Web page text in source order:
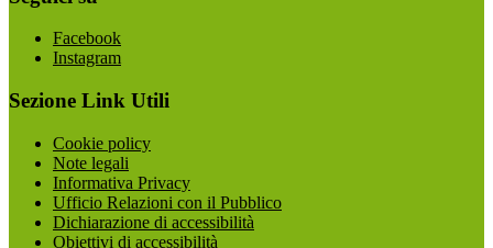
Facebook
Instagram
Sezione Link Utili
Cookie policy
Note legali
Informativa Privacy
Ufficio Relazioni con il Pubblico
Dichiarazione di accessibilità
Obiettivi di accessibilità